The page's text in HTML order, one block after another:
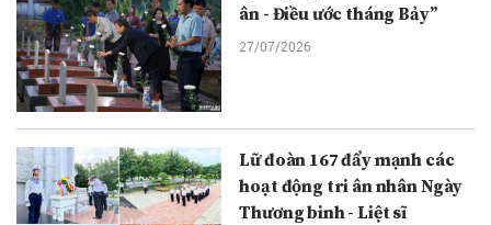
ân - Điều ước tháng Bảy”
27/07/2026
Lữ đoàn 167 đẩy mạnh các
hoạt động tri ân nhân Ngày
Thương binh - Liệt sĩ